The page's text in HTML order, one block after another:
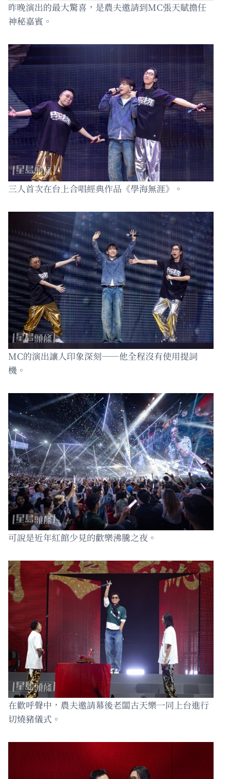
昨晚演出的最大驚喜，是農夫邀請到MC張天賦擔任
神秘嘉賓。
三人首次在台上合唱經典作品《學海無涯》。
MC的演出讓人印象深刻——他全程沒有使用提詞
機。
可說是近年紅館少見的歡樂沸騰之夜。
在歡呼聲中，農夫邀請幕後老闆古天樂一同上台進行
切燒豬儀式。